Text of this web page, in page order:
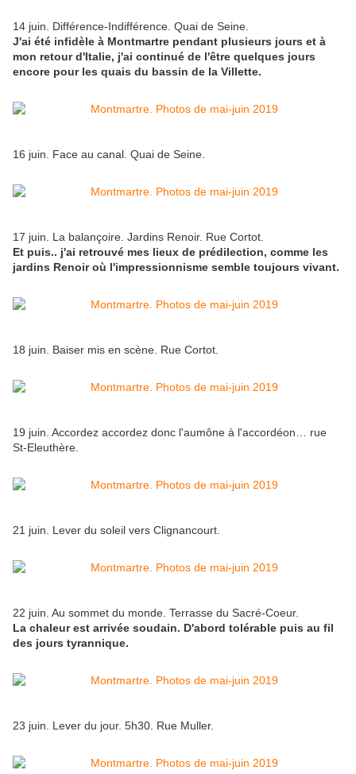
14 juin. Différence-Indifférence. Quai de Seine.
J'ai été infidèle à Montmartre pendant plusieurs jours et à
mon retour d'Italie, j'ai continué de l'être quelques jours
encore pour les quais du bassin de la Villette.
16 juin. Face au canal. Quai de Seine.
17 juin. La balançoire. Jardins Renoir. Rue Cortot.
Et puis.. j'ai retrouvé mes lieux de prédilection, comme les
jardins Renoir où l'impressionnisme semble toujours vivant.
18 juin. Baiser mis en scène. Rue Cortot.
19 juin. Accordez accordez donc l'aumône à l'accordéon… rue
St-Eleuthère.
21 juin. Lever du soleil vers Clignancourt.
22 juin. Au sommet du monde. Terrasse du Sacré-Coeur.
La chaleur est arrivée soudain. D'abord tolérable puis au fil
des jours tyrannique.
23 juin. Lever du jour. 5h30. Rue Muller.